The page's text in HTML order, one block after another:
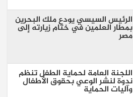
الرئيس السيسي يودع ملك البحرين
بمطار العلمين في ختام زيارته إلى
مصر
اللجنة العامة لحماية الطفل تنظم
ندوة لنشر الوعي بحقوق الأطفال
وآليات الحماية